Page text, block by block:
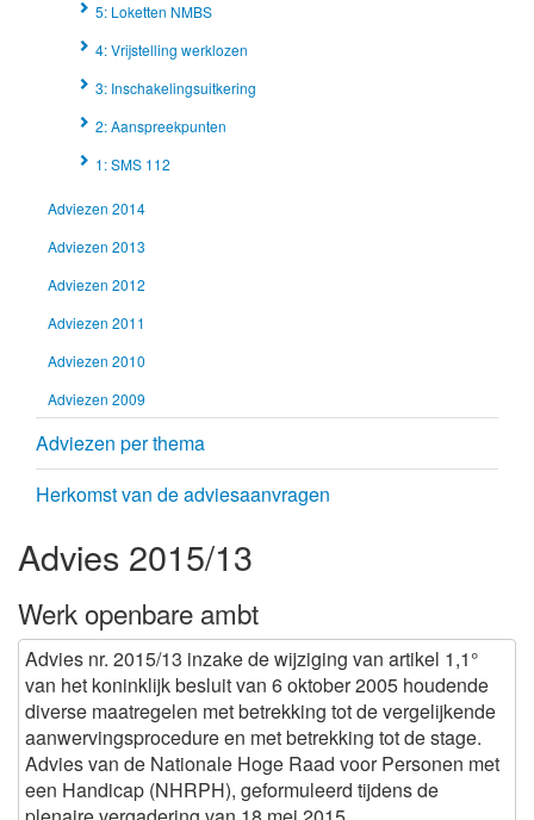
5: Loketten NMBS
4: Vrijstelling werklozen
3: Inschakelingsuitkering
2: Aanspreekpunten
1: SMS 112
Adviezen 2014
Adviezen 2013
Adviezen 2012
Adviezen 2011
Adviezen 2010
Adviezen 2009
Adviezen per thema
Herkomst van de adviesaanvragen
Advies 2015/13
Werk openbare ambt
Advies nr. 2015/13 inzake de wijziging van artikel 1,1°
van het koninklijk besluit van 6 oktober 2005 houdende
diverse maatregelen met betrekking tot de vergelijkende
aanwervingsprocedure en met betrekking tot de stage.
Advies van de Nationale Hoge Raad voor Personen met
een Handicap (NHRPH), geformuleerd tijdens de